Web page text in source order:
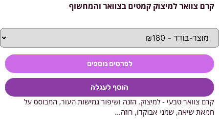
קרם צוואר למיצוק קמטים בצוואר והמחשוף
לפרטים נוספים
הוסף לעגלה
קרם צוואר טבעי - למיצוק, הזנה ושיפור גמישות העור, המבוסס על
חמאת שיאה, שמני אבוקדו, רוזה...